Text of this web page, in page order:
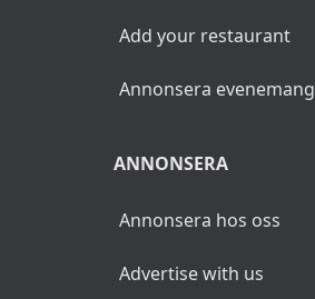
Add your restaurant
Annonsera evenemang
ANNONSERA
Annonsera hos oss
Advertise with us